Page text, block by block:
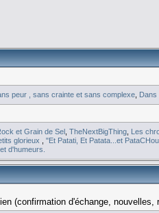
peur , sans crainte et sans complexe Dans
et Grain de Sel ,TheNextBigThing Les
glorieux ,"Et Patati, Et Patata...et
d'humeurs.
(confirmation d'échange, nouvelles,